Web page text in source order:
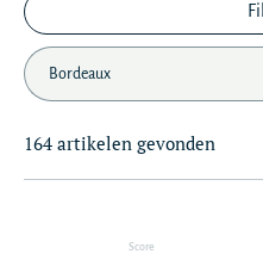
164 artikelen gevonden
Score